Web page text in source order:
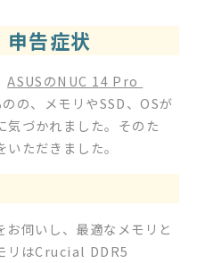
告症状
ASUSのNUC 14 Pro
の、メモリやSSD、OSが
気づかれました。そのた
いただきました。
伺いし、最適なメモリと
リはCrucial DDR5